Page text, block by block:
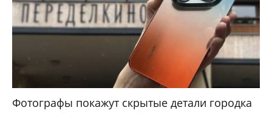
Фотографы покажут скрытые детали городка